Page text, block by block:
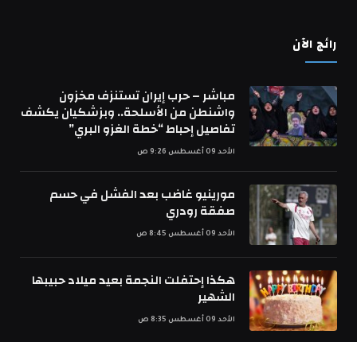
رائج الآن
مباشر – حرب إيران تستنزف مخزون
واشنطن من الأسلحة.. وبزشكيان يكشف
تفاصيل إحباط “خطة الغزو البري”
الأحد 09 أغسطس 9:26 ص
مورينيو غاضب بعد الفشل في حسم
صفقة رودري
الأحد 09 أغسطس 8:45 ص
هكذا إحتفلت النجمة بعيد ميلاد حبيبها
الشهير
الأحد 09 أغسطس 8:35 ص